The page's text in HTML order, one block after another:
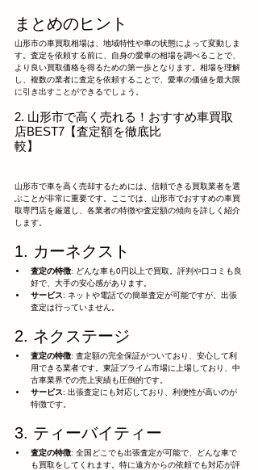
まとめのヒント
山形市の車買取相場は、地域特性や車の状態によって変動しま
す。査定を依頼する前に、自身の愛車の相場を調べることで、
より良い買取価格を得るための第一歩となります。相場を理解
し、複数の業者に査定を依頼することで、愛車の価値を最大限
に引き出すことができるでしょう。
2. 山形市で高く売れる！おすすめ車買取
店BEST7【査定額を徹底比
較】
山形市で車を高く売却するためには、信頼できる買取業者を選
ぶことが非常に重要です。ここでは、山形市でおすすめの車買
取専門店を厳選し、各業者の特徴や査定額の傾向を詳しく紹介
します。
1. カーネクスト
査定の特徴: どんな車も0円以上で買取。評判や口コミも良
好で、大手の安心感があります。
サービス: ネットや電話での簡単査定が可能ですが、出張
査定は行っていません。
2. ネクステージ
査定の特徴: 査定額の完全保証がついており、安心して利
用できる業者です。東証プライム市場に上場しており、中
古車業界での売上実績も圧倒的です。
サービス: 出張査定にも対応しており、利便性が高いのが
特徴です。
3. ティーバイティー
査定の特徴: 全国どこでも出張査定が可能で、どんな車で
も買取をしてくれます。特に遠方からの依頼でも対応が評